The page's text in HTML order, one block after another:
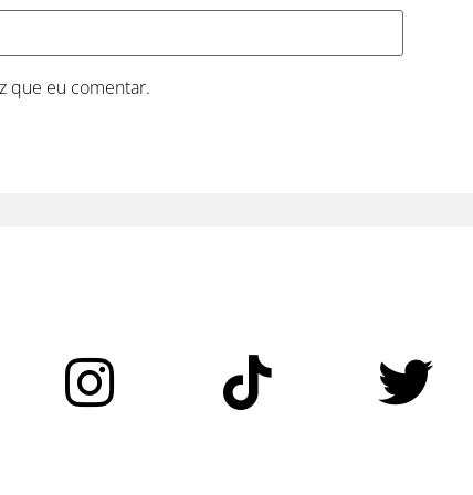
que eu comentar.